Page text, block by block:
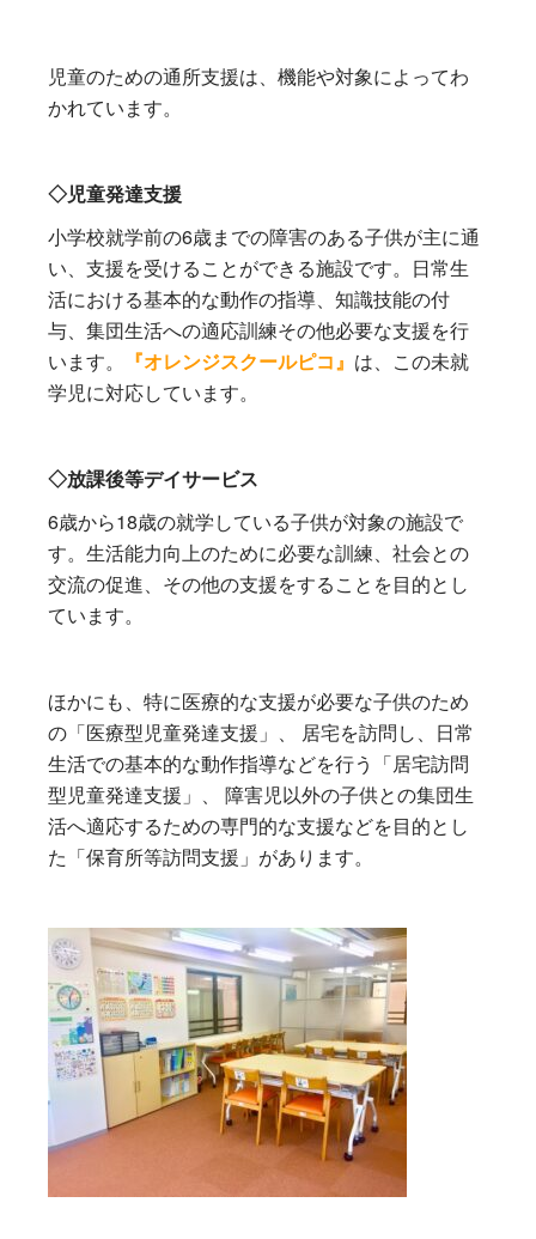
児童のための通所支援は、機能や対象によってわ
かれています。
◇児童発達支援
小学校就学前の6歳までの障害のある子供が主に通
い、支援を受けることができる施設です。日常生
活における基本的な動作の指導、知識技能の付
与、集団生活への適応訓練その他必要な支援を行
います。
『オレンジスクールピコ』 は、この未就
学児に対応しています。
◇放課後等デイサービス
6歳から18歳の就学している子供が対象の施設で
す。生活能力向上のために必要な訓練、社会との
交流の促進、その他の支援をすることを目的とし
ています。
ほかにも、特に医療的な支援が必要な子供のため
の「医療型児童発達支援」、 居宅を訪問し、日常
生活での基本的な動作指導などを行う「居宅訪問
型児童発達支援」、 障害児以外の子供との集団生
活へ適応するための専門的な支援などを目的とし
た「保育所等訪問支援」があります。